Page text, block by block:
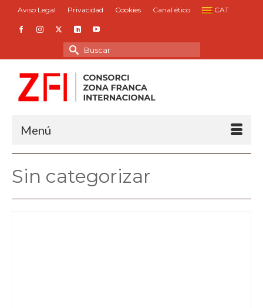
Aviso Legal Privacidad Cookies Canal ético CAT
Buscar
por:
Menú
Sin categorizar